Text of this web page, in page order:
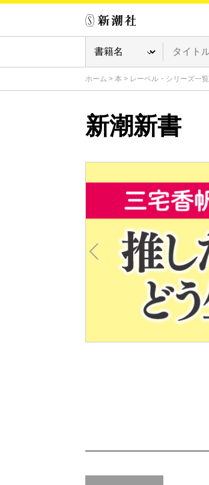
ホーム > 本 > レーベル・シリーズ一覧
新潮新書